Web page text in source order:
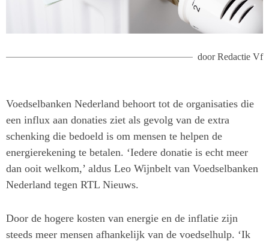
doorRedactie Vf
Voedselbanken Nederland behoort tot de organisaties die
een influx aan donaties ziet als gevolg van de extra
schenking die bedoeld is om mensen te helpen de
energierekening te betalen. ‘Iedere donatie is echt meer
dan ooit welkom,’ aldus Leo Wijnbelt van Voedselbanken
Nederland tegen RTL Nieuws.
Door de hogere kosten van energie en de inflatie zijn
steeds meer mensen afhankelijk van de voedselhulp. ‘Ik